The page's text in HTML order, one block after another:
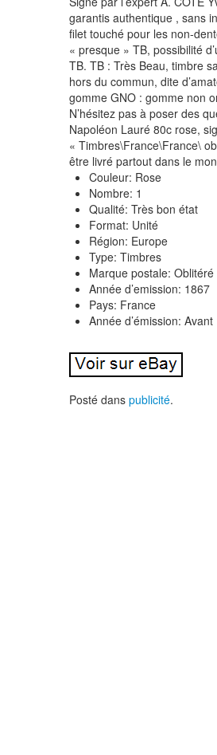
garantis authentique , sans
filet touché pour les non-
« presque » TB, possibilité
TB. TB : Très Beau, timbre
hors du commun, dite
gomme GNO : gomme non
N’hésitez pas à poser des
Napoléon Lauré 80c rose,
« Timbres\France\France\
être livré partout dans le
Couleur: Rose
Nombre: 1
Qualité: Très bon état
Format: Unité
Région: Europe
Type: Timbres
Marque postale: Oblitéré
Année d’emission: 1867
Pays: France
Année d’émission: Avant
Posté dans publicité.